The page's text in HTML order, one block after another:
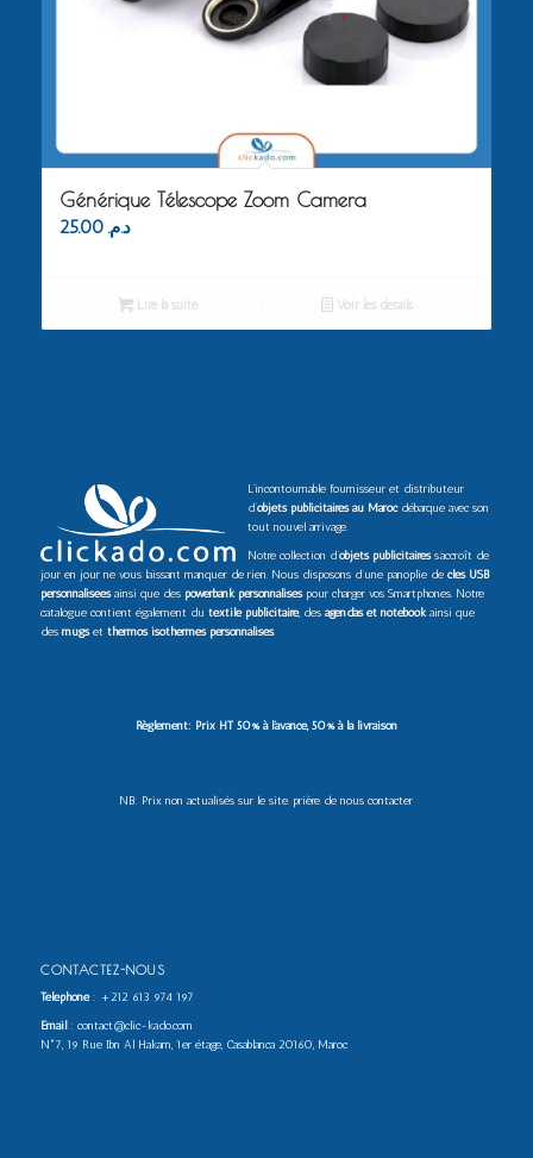
Générique Télescope Zoom Camera
د.م. 25.00
Lire la suite Voir les détails
L’incontournable fournisseur et distributeur
d’objets publicitaires au Marocdébarque avec son
tout nouvel arrivage.
Notre collection d’objets publicitairess’accroît de
jour en jour ne vous laissant manquer de rien. Nous disposons d’une panoplie de clés USB
personnaliséesainsi que des powerbank personnaliséspour charger vos Smartphones. Notre
catalogue contient également du textile publicitaire, des agendas et notebookainsi que
des mugset thermos isothermes personnalisés.
Règlement: Prix HT 50% à l’avance, 50% à la livraison
NB: Prix non actualisés sur le site. prière de nous contacter
CONTACTEZ-NOUS
Téléphone: +212 613 974 197
Email : contact@clic-kado.com
N°7, 19 Rue Ibn Al Hakam, 1er étage, Casablanca 20160, Maroc